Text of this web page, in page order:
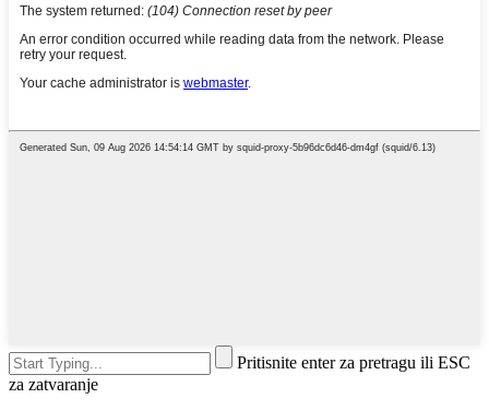
Pritisnite enter za pretragu ili ESC
za zatvaranje